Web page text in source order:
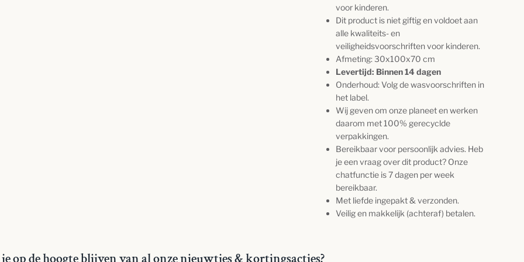
voor kinderen.
Dit product is niet giftig en voldoet aan
alle kwaliteits- en
veiligheidsvoorschriften voor kinderen.
Afmeting: 30x100x70 cm
Levertijd: Binnen 14 dagen
Onderhoud: Volg de wasvoorschriften in
het label.
Wij geven om onze planeet en werken
daarom met 100% gerecyclde
verpakkingen.
Bereikbaar voor persoonlijk advies. Heb
je een vraag over dit product? Onze
chatfunctie is 7 dagen per week
bereikbaar.
Met liefde ingepakt & verzonden.
Veilig en makkelijk (achteraf) betalen.